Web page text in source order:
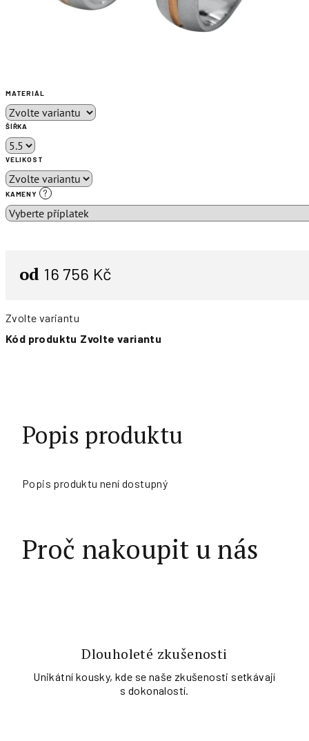
MATERIÁL
ŠÍŘKA
VELIKOST
KAMENY ?
od 16 756 Kč
Zvolte variantu
Kód produktu Zvolte variantu
Popis produktu
Popis produktu není dostupný
Proč nakoupit u nás
Dlouholeté zkušenosti
Unikátní kousky, kde se naše zkušenosti setkávají
s dokonalostí.